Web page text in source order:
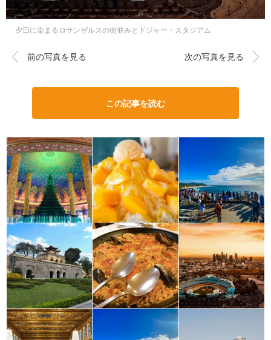
夕日に染まるロサンゼルスの街並みとドジャー・スタジアム
前の写真を見る 次の写真を見る
この記事を読む